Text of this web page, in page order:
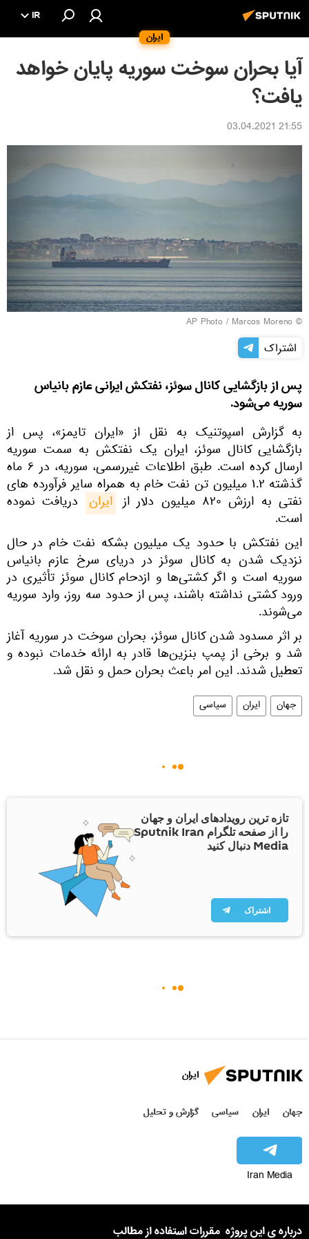
ایران
IR
آیا بحران سوخت سوریه پایان خواهد
یافت؟
21:55 03.04.2021
© AP Photo / Marcos Moreno
اشتراک
پس از بازگشایی کانال سوئز، نفتکش ایرانی عازم بانیاس
سوریه می‌شود.
به گزارش اسپوتنیک به نقل از «ایران تایمز»، پس از
بازگشایی کانال سوئز، ایران یک نفتکش به سمت سوریه
ارسال کرده است. طبق اطلاعات غیررسمی، سوریه، در ۶ ماه
گذشته ۱.۲ میلیون تن نفت خام به همراه سایر فرآورده های
نفتی به ارزش ۸۲۰ میلیون دلار از ایران دریافت نموده
است.
این نفتکش با حدود یک میلیون بشکه نفت خام در حال
نزدیک شدن به کانال سوئز در دریای سرخ عازم بانیاس
سوریه است و اگر کشتی‌ها و ازدحام کانال سوئز تأثیری در
ورود کشتی نداشته باشند، پس از حدود سه روز، وارد سوریه
می‌شوند.
بر اثر مسدود شدن کانال سوئز، بحران سوخت در سوریه آغاز
شد و برخی از پمپ بنزین‌ها قادر به ارائه خدمات نبوده و
تعطیل شدند. این امر باعث بحران حمل و نقل شد.
جهان ایران سیاسی
تازه ترین رویدادهای ایران و جهان
را از صفحه تلگرام Sputnik Iran
Media دنبال کنید
اشتراک
ایران
جهان ایران سیاسی گزارش و تحلیل
Iran Media
درباره ی این پروژه مقررات استفاده از مطالب